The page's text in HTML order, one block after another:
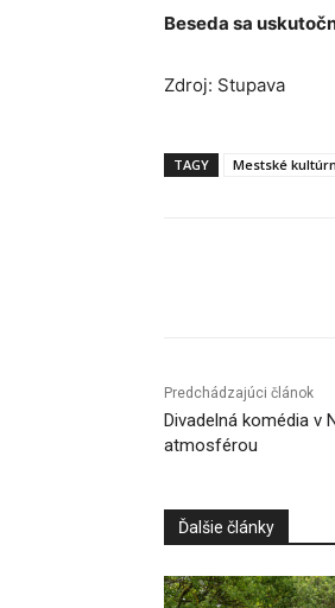
Beseda sa
Zdroj: Stupava
TAGY Mestské
Predchádzajúci článok
Divadelná komédia v
atmosférou
Ďalšie články